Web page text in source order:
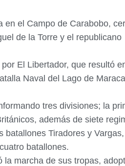
en el Campo de Carabobo,
de la Torre y el republicano
El Libertador, que resultó
Naval del Lago de
tres divisiones; la
además de siete
Tiradores y
batallones.
marcha de sus tropas,